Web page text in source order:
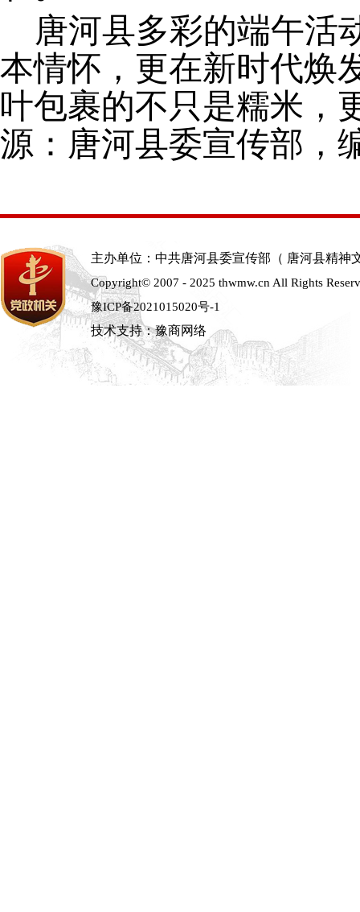
唐河县多彩的端午活
本情怀，更在新时代焕
叶包裹的不只是糯米，
源：唐河县委宣传部，
主办单位：中共唐河县委宣传部（ 唐河县精神
Copyright© 2007 - 2025 thwmw.cn All Rights
豫ICP备2021015020号-1
技术支持：豫商网络